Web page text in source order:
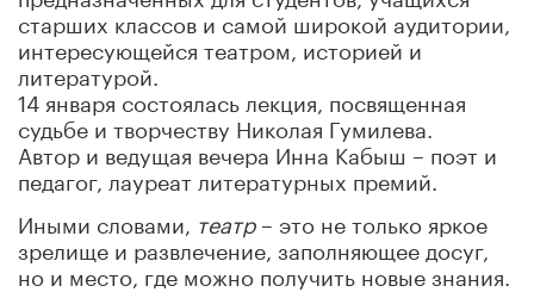
старших классов и самой широкой аудитории,
интересующейся театром, историей и
литературой.
14 января состоялась лекция, посвященная
судьбе и творчеству Николая Гумилева.
Автор и ведущая вечера Инна Кабыш – поэт и
педагог, лауреат литературных премий.
Иными словами, театр– это не только яркое
зрелище и развлечение, заполняющее досуг,
но и место, где можно получить новые знания.